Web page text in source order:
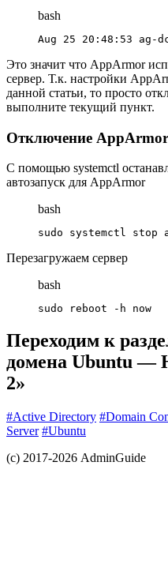
bash
Aug 25 20:48:53 ag-
Это значит что AppArmor
сервер. Т.к. настройки
данной статьи, то просто
выполните текущий пункт.
Отключение AppArmor
С помощью systemctl
автозапуск для AppArmor
bash
sudo systemctl stop
Перезагружаем сервер
bash
sudo reboot -h now
Переходим к
домена Ubuntu —
2»
#Active Directory #Domain
Server #Ubuntu
(с) 2017-2026 AdminGuide